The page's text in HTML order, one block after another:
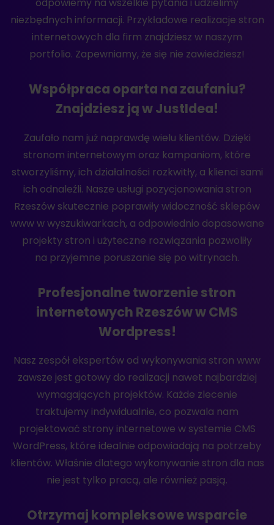
odpowiemy na wszelkie pytania i udzielimy
niezbędnych informacji. Przykładowe realizacje stron
internetowych dla firm znajdziesz w naszym
portfolio. Zapewniamy, że się nie zawiedziesz!
Współpraca oparta na zaufaniu?
Znajdziesz ją w JustIdea!
Zaufało nam już naprawdę wielu klientów. Dzięki
stronom internetowym oraz kampaniom, które
stworzyliśmy, ich działalności rozkwitły, a klienci sami
ich odnaleźli. Nasze usługi pozycjonowania stron
Rzeszów skutecznie poprawiły widoczność sklepów
www w wyszukiwarkach, a odpowiednio dopasowane
projekty stron i użyteczne rozwiązania pozwoliły
na przyjemne poruszanie się po witrynach.
Profesjonalne tworzenie stron
internetowych Rzeszów w CMS
Wordpress!
Nasz zespół ekspertów od wykonywania stron www
zawsze jest gotowy do realizacji nawet najbardziej
wymagających projektów. Każde zlecenie
traktujemy indywidualnie, co pozwala nam
projektować strony internetowe w systemie CMS
WordPress, które idealnie odpowiadają na potrzeby
klientów. Właśnie dlatego wykonywanie stron dla nas
nie jest tylko pracą, ale również pasją.
Otrzymaj kompleksowe wsparcie